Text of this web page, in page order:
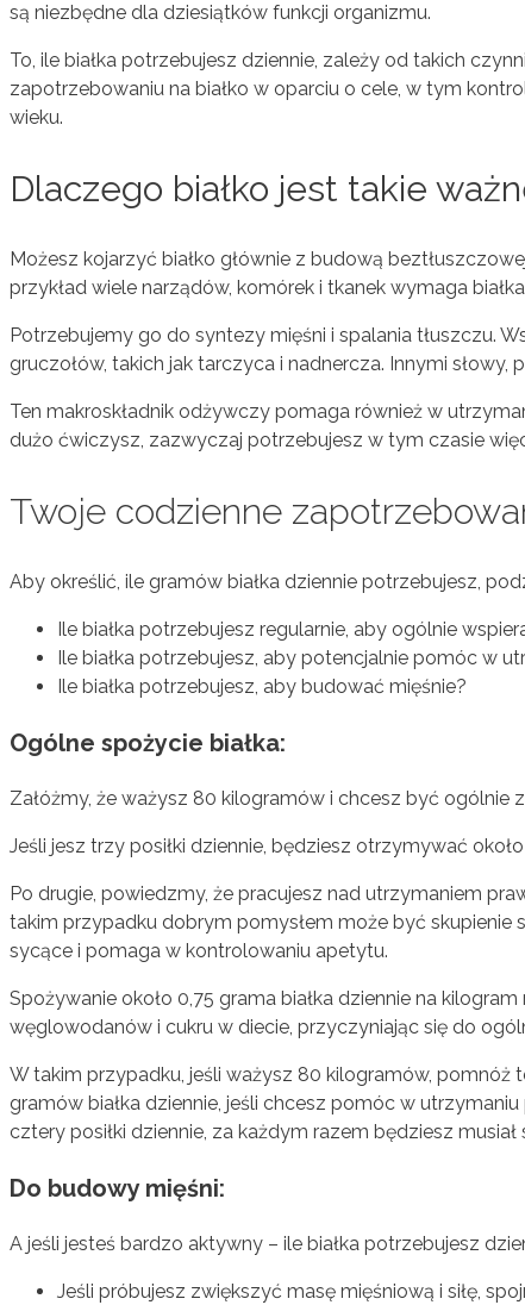
są niezbędne dla dziesiątków funkcji organizmu.
To, ile białka potrzebujesz dziennie, zależy od takich
zapotrzebowaniu na białko w oparciu o cele, w tym
wieku.
Dlaczego białko jest takie
Możesz kojarzyć białko głównie z budową
przykład wiele narządów, komórek i tkanek wymaga
Potrzebujemy go do syntezy mięśni i spalania tłuszczu.
gruczołów, takich jak tarczyca i nadnercza. Innymi
Ten makroskładnik odżywczy pomaga również w
dużo ćwiczysz, zazwyczaj potrzebujesz w tym czasie
Twoje codzienne
Aby określić, ile gramów białka dziennie potrzebujesz,
Ile białka potrzebujesz regularnie, aby ogólnie
Ile białka potrzebujesz, aby potencjalnie pomóc w
Ile białka potrzebujesz, aby budować mięśnie?
Ogólne spożycie białka:
Załóżmy, że ważysz 80 kilogramów i chcesz być ogólnie
Jeśli jesz trzy posiłki dziennie, będziesz otrzymywać
Po drugie, powiedzmy, że pracujesz nad utrzymaniem
takim przypadku dobrym pomysłem może być skupienie
sycące i pomaga w kontrolowaniu apetytu.
Spożywanie około 0,75 grama białka dziennie na
węglowodanów i cukru w ​​diecie, przyczyniając się do
W takim przypadku, jeśli ważysz 80 kilogramów, pomnóż
gramów białka dziennie, jeśli chcesz pomóc w
cztery posiłki dziennie, za każdym razem będziesz
Do budowy mięśni:
A jeśli jesteś bardzo aktywny – ile białka potrzebujesz
Jeśli próbujesz zwiększyć masę mięśniową i siłę,